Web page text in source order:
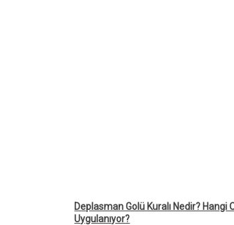
Deplasman Golü Kuralı Nedir?
Uygulanıyor?